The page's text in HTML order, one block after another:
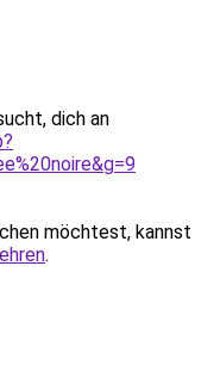
dich an
möchtest, kannst
.